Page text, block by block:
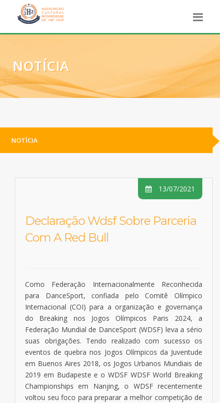
NOTÍCIA
NOTÍCIA
13/07/2021
Declaração Wdsf Sobre Parceria
Com A Red Bull
Como Federação Internacionalmente Reconhecida
para DanceSport, confiada pelo Comitê Olímpico
Internacional (COI) para a organização e governança
do Breaking nos Jogos Olímpicos Paris 2024, a
Federação Mundial de DanceSport (WDSF) leva a sério
suas obrigações. Tendo realizado com sucesso os
eventos de quebra nos Jogos Olímpicos da Juventude
em Buenos Aires 2018, os Jogos Urbanos Mundiais de
2019 em Budapeste e o WDSF WDSF World Breaking
Championships em Nanjing, o WDSF recentemente
voltou seu foco para preparar a melhor competição de